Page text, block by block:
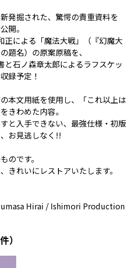
発掘された、驚愕の貴重資料を
開。
正による「魔法大戦」（『幻魔大
題名）の原案原稿を、
と石ノ森章太郎によるラフスケッ
録予定！
本文用紙を使用し、「これ以上は
きわめた内容。
と入手できない、最強仕様・初版
お見逃しなく!!
のです。
きれいにレストアいたします。
Hirai / Ishimori Production
）